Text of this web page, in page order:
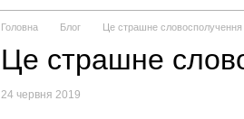
Головна Блог Це страшне словосполучення
Це страшне
24 червня 2019